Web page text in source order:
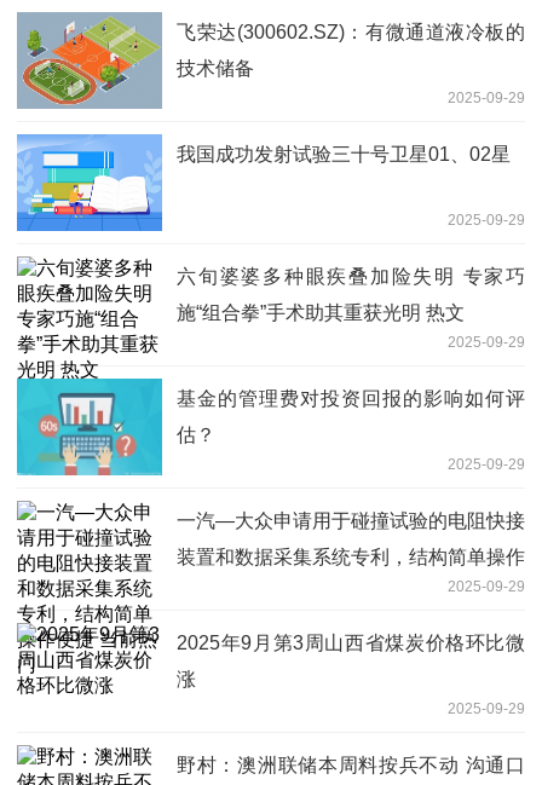
飞荣达(300602.SZ)：有微通道液冷板的
技术储备
2025-09-29
我国成功发射试验三十号卫星01、02星
2025-09-29
六旬婆婆多种眼疾叠加险失明 专家巧
施“组合拳”手术助其重获光明 热文
2025-09-29
基金的管理费对投资回报的影响如何评
估？
2025-09-29
一汽—大众申请用于碰撞试验的电阻快接
装置和数据采集系统专利，结构简单操作
2025-09-29
2025年9月第3周山西省煤炭价格环比微
涨
2025-09-29
野村：澳洲联储本周料按兵不动 沟通口